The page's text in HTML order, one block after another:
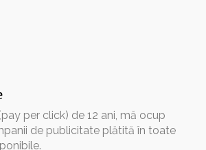
per click) de 12 ani, mă ocup
de publicitate plătită în toate